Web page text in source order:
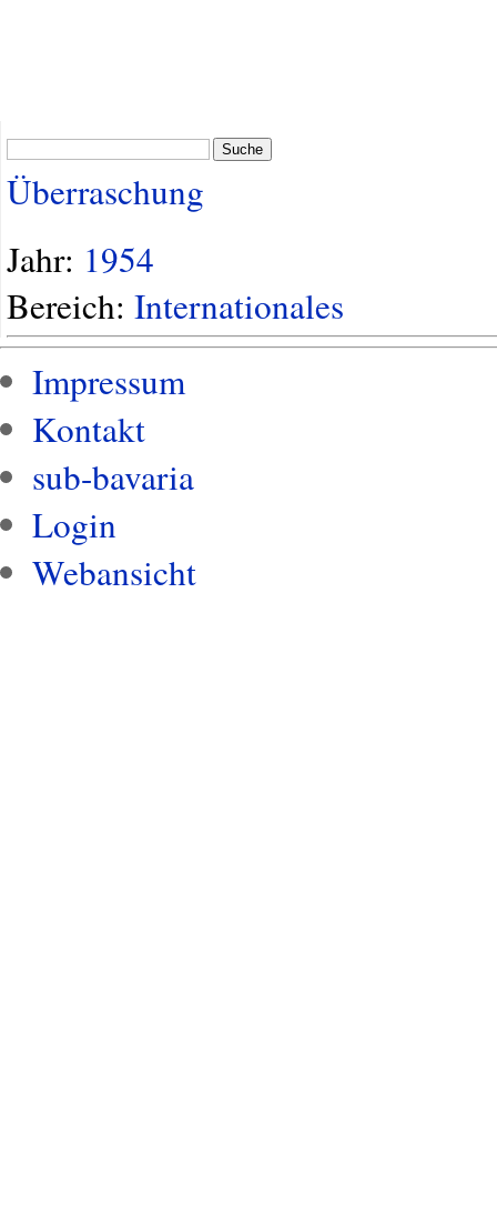
Suche
Überraschung
Jahr: 1954
Bereich: Internationales
Impressum
Kontakt
sub-bavaria
Login
Webansicht